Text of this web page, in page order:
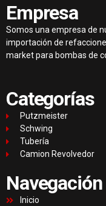
Empresa
Somos una empresa de
importación de
market para bombas de
Categorías
Putzmeister
Schwing
Tubería
Camion Revolvedor
Navegación
Inicio